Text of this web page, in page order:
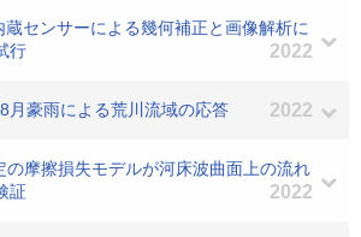
蔵センサーによる幾何補正と画像解析に
行
2022
月豪雨による荒川流域の応答 2022
の摩擦損失モデルが河床波曲面上の流れ
証
2022